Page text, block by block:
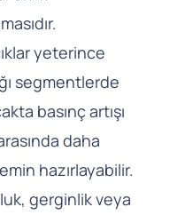
yeterince
segmentlerde
basınç artışı
daha
hazırlayabilir.
gerginlik veya